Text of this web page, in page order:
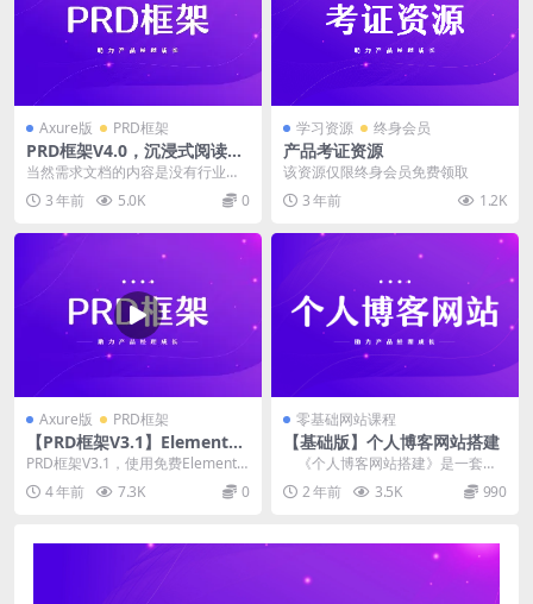
Axure版 PRD框架
PRD框架V4.0，沉浸式阅读需
求文档
当然需求文档的内容是没有行业标
准的，大家可以按自己喜欢的格式
去写功能需求。 PR...
3 年前 5.0K 0
学习资源 终身会员
产品考证资源
该资源仅限终身会员免费领取
3 年前
1.2K
Axure版 PRD框架
【PRD框架V3.1】ElementUI
版设计全流程
PRD框架V3.1，使用免费ElementU
I设计的精简版PRD框架，只需要掌
握...4 年前 7.3K 0
零基础网站课程
【基础版】个人博客网站搭建
《个人博客网站搭建》是一套为
产品经理及小白量身打造的...
2 年前 3.5K 990